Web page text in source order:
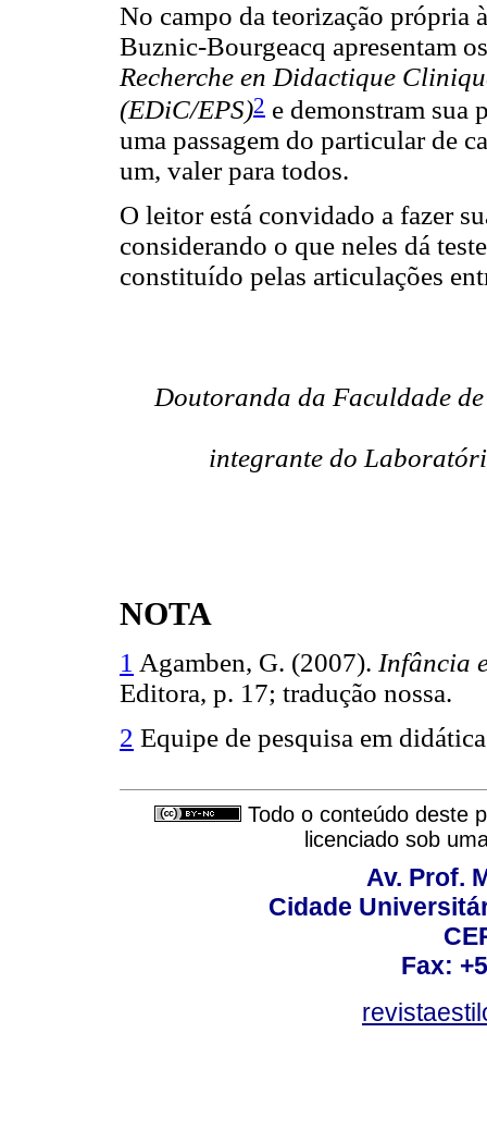
No campo da teorização própria
Buznic-Bourgeacq apresentam
Recherche en Didactique
(EDiC/EPS)2 e demonstram sua
uma passagem do particular de
um, valer para todos.
O leitor está convidado a fazer
considerando o que neles dá
constituído pelas articulações
Doutoranda da Faculdade
integrante do
NOTA
1 Agamben, G. (2007). Infância
Editora, p. 17; tradução nossa.
2 Equipe de pesquisa em
Todo o conteúdo deste
licenciado sob
Av. Prof.
Cidade
Fax: